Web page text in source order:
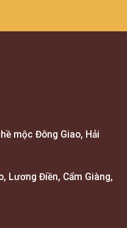
mộc Đông Giao, Hải
Lương Điền, Cẩm Giàng,